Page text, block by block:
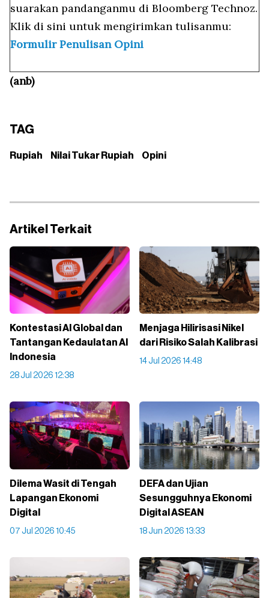
suarakan pandanganmu di Bloomberg Technoz.
Klik di sini untuk mengirimkan tulisanmu:
Formulir Penulisan Opini
(anb)
TAG
Rupiah Nilai Tukar Rupiah Opini
Artikel Terkait
Kontestasi AI Global dan
Tantangan Kedaulatan AI
Indonesia
28 Jul 2026 12:38
Menjaga Hilirisasi Nikel
dari Risiko Salah Kalibrasi
14 Jul 2026 14:48
Dilema Wasit di Tengah
Lapangan Ekonomi
Digital
07 Jul 2026 10:45
DEFA dan Ujian
Sesungguhnya Ekonomi
Digital ASEAN
18 Jun 2026 13:33